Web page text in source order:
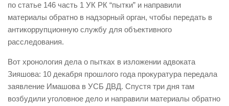
по статье 146 часть 1 УК РК “пытки” и направили
материалы обратно в надзорный орган, чтобы передать в
антикоррупционную службу для объективного
расследования.
Вот хронология дела о пытках в изложении адвоката
Зияшова: 10 декабря прошлого года прокуратура передала
заявление Имашова в УСБ ДВД. Спустя три дня там
возбудили уголовное дело и направили материалы обратно